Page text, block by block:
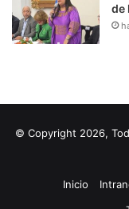
de
© Copyright 2026,
Inicio